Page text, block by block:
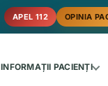
APEL 112 OPINIA
INFORMAȚII PACIENȚI